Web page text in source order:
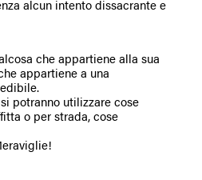
alcun intento dissacrante e
che appartiene alla sua
appartiene a una
potranno utilizzare cose
o per strada, cose